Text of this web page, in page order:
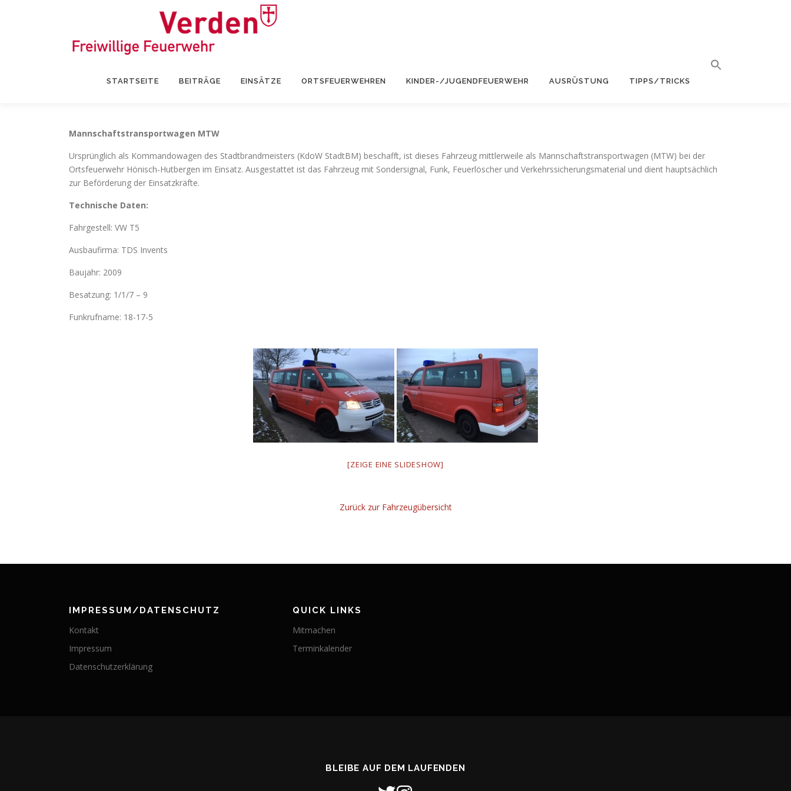
STARTSEITE BEITRÄGE EINSÄTZE ORTSFEUERWEHREN KINDER-/JUGENDFEUERWEHR AUSRÜSTUNG TIPPS/TRICKS
Mannschaftstransportwagen MTW
Ursprünglich als Kommandowagen des Stadtbrandmeisters (KdoW StadtBM) beschafft, ist dieses Fahrzeug mittlerweile als Mannschaftstransportwagen (MTW) bei der
Ortsfeuerwehr Hönisch-Hutbergen im Einsatz. Ausgestattet ist das Fahrzeug mit Sondersignal, Funk, Feuerlöscher und Verkehrssicherungsmaterial und dient hauptsächlich
zur Beförderung der Einsatzkräfte.
Technische Daten:
Fahrgestell: VW T5
Ausbaufirma: TDS Invents
Baujahr: 2009
Besatzung: 1/1/7 – 9
Funkrufname: 18-17-5
[ZEIGE EINE SLIDESHOW]
Zurück zur Fahrzeugübersicht
IMPRESSUM/DATENSCHUTZ
Kontakt
Impressum
Datenschutzerklärung
QUICK LINKS
Mitmachen
Terminkalender
BLEIBE AUF DEM LAUFENDEN